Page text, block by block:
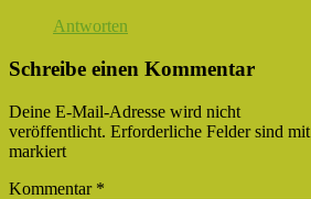
Antworten
Schreibe einen Kommentar
Deine E-Mail-Adresse wird nicht
veröffentlicht. Erforderliche Felder sind mit
markiert
Kommentar *